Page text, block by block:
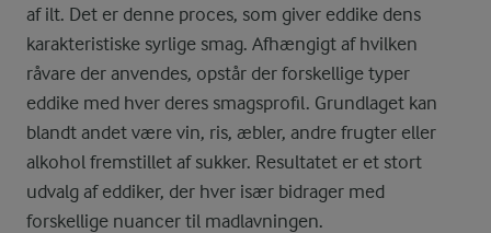
af ilt. Det er denne proces, som giver eddike dens
karakteristiske syrlige smag. Afhængigt af hvilken
råvare der anvendes, opstår der forskellige typer
eddike med hver deres smagsprofil. Grundlaget kan
blandt andet være vin, ris, æbler, andre frugter eller
alkohol fremstillet af sukker. Resultatet er et stort
udvalg af eddiker, der hver især bidrager med
forskellige nuancer til madlavningen.